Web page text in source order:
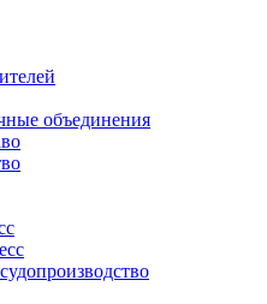
объединения